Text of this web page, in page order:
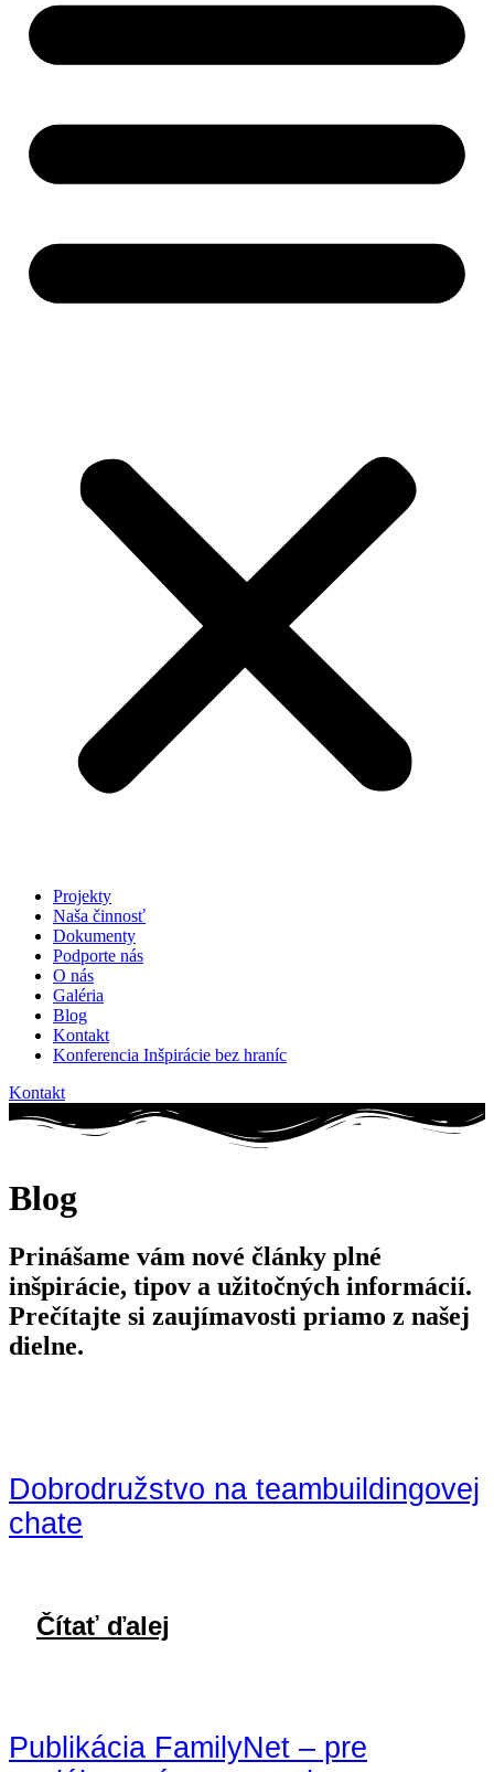
Projekty
Naša činnosť
Dokumenty
Podporte nás
O nás
Galéria
Blog
Kontakt
Konferencia Inšpirácie bez hraníc
Kontakt
Blog
Prinášame vám nové články plné
inšpirácie, tipov a užitočných informácií.
Prečítajte si zaujímavosti priamo z našej
dielne.
Dobrodružstvo na teambuildingovej
chate
Čítať ďalej
Publikácia FamilyNet – pre